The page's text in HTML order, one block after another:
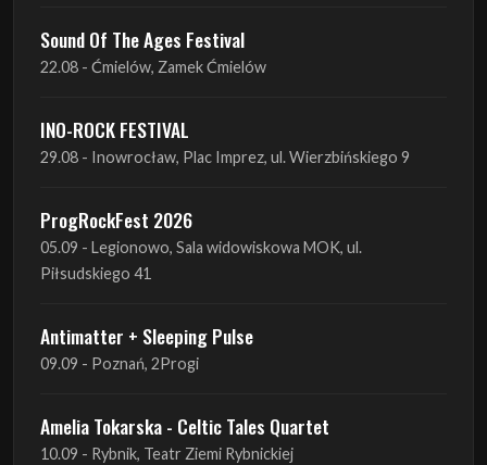
Sound Of The Ages Festival
22.08 - Ćmielów, Zamek Ćmielów
INO-ROCK FESTIVAL
29.08 - Inowrocław, Plac Imprez, ul. Wierzbińskiego 9
ProgRockFest 2026
05.09 - Legionowo, Sala widowiskowa MOK, ul.
Piłsudskiego 41
Antimatter + Sleeping Pulse
09.09 - Poznań, 2Progi
Amelia Tokarska - Celtic Tales Quartet
10.09 - Rybnik, Teatr Ziemi Rybnickiej